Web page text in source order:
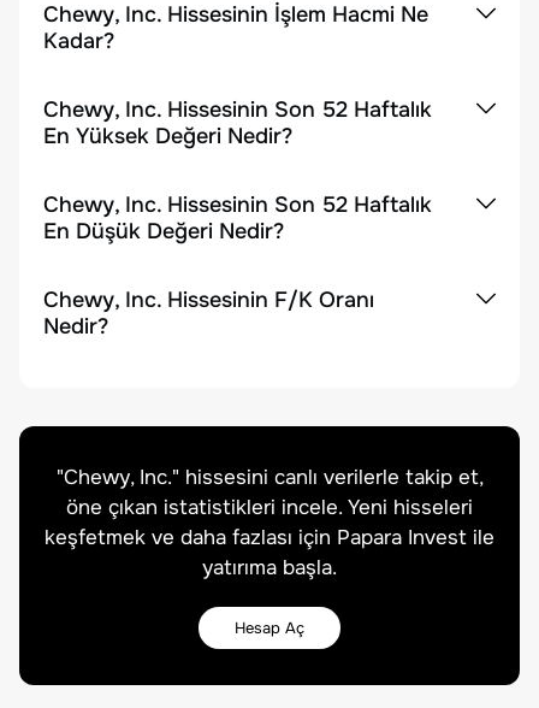
Chewy, Inc. Hissesinin İşlem Hacmi Ne
Kadar?
Chewy, Inc. Hissesinin Son 52 Haftalık
En Yüksek Değeri Nedir?
Chewy, Inc. Hissesinin Son 52 Haftalık
En Düşük Değeri Nedir?
Chewy, Inc. Hissesinin F/K Oranı
Nedir?
"Chewy, Inc." hissesini canlı verilerle takip et,
öne çıkan istatistikleri incele. Yeni hisseleri
keşfetmek ve daha fazlası için Papara Invest ile
yatırıma başla.
Hesap Aç